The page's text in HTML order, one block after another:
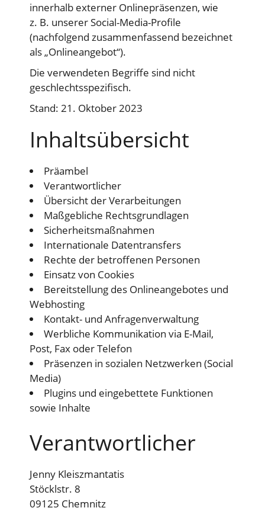
innerhalb externer Onlinepräsenzen, wie
z. B. unserer Social-Media-Profile
(nachfolgend zusammenfassend bezeichnet
als „Onlineangebot“).
Die verwendeten Begriffe sind nicht
geschlechtsspezifisch.
Stand: 21. Oktober 2023
Inhaltsübersicht
Präambel
Verantwortlicher
Übersicht der Verarbeitungen
Maßgebliche Rechtsgrundlagen
Sicherheitsmaßnahmen
Internationale Datentransfers
Rechte der betroffenen Personen
Einsatz von Cookies
Bereitstellung des Onlineangebotes und
Webhosting
Kontakt- und Anfragenverwaltung
Werbliche Kommunikation via E-Mail,
Post, Fax oder Telefon
Präsenzen in sozialen Netzwerken (Social
Media)
Plugins und eingebettete Funktionen
sowie Inhalte
Verantwortlicher
Jenny Kleiszmantatis
Stöcklstr. 8
09125 Chemnitz